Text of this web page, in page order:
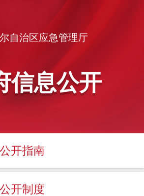
自治区应急管理厅
信息公开
开指南
开制度